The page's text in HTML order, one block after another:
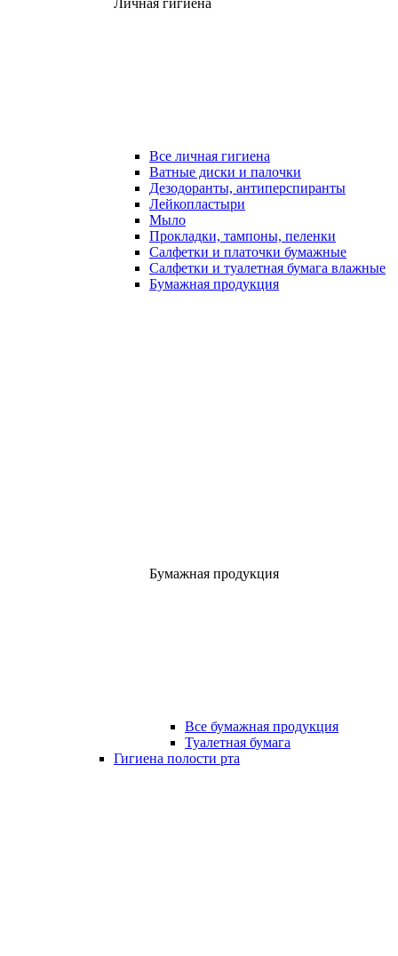
Личная гигиена
Все личная гигиена
Ватные диски и палочки
Дезодоранты, антиперспиранты
Лейкопластыри
Мыло
Прокладки, тампоны, пеленки
Салфетки и платочки бумажные
Салфетки и туалетная бумага влажные
Бумажная продукция
Бумажная продукция
Все бумажная продукция
Туалетная бумага
Гигиена полости рта